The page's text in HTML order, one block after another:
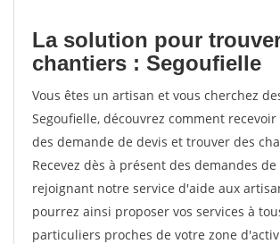
La solution pour
chantiers : Segoufielle
Vous êtes un artisan et vous cherchez
Segoufielle, découvrez comment
des demande de devis et trouver des
Recevez dès à présent des demandes
rejoignant notre service d'aide aux
pourrez ainsi proposer vos services à
particuliers proches de votre zone